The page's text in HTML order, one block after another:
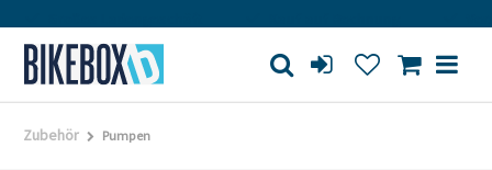
Zubehör Pumpen